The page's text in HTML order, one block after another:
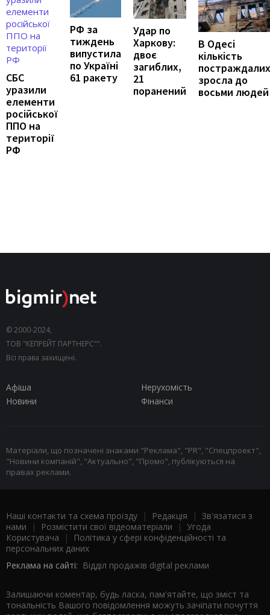
СБС
уразили
елементи
російської
ППО на
території
РФ
РФ за
тиждень
випустила
по Україні
61 ракету
Удар по
Харкову:
двоє
загиблих,
21
поранений
В Одесі
кількість
постраждалих
зросла до
восьми людей
© 2000-2024,
ТОВ "КЕПРЕЙТ ПАРТНЕРС"".
Всі права захищені.
Афіша
Нерухомість
Новини
Фінанси
Матеріали, що позначені знаками "Реклама", "PR", "Спецпроект",
"Новини компаній", "Актуально", "Промо", публікуються на
правах реклами.
Наші контакти та схема проїзду | Редакція | Зв'язатися з
нами | Розмістити свої відеоматеріали | Угода
Користувача |
Політика у сфері конфіденційності та
персональних даних
Реклама на сайті: Відділ продажів digital реклами
Залишаючи коментар, будь ласка, пам'ятайте, що зміст та
тональність Вашого повідомлення можуть зачіпати почуття